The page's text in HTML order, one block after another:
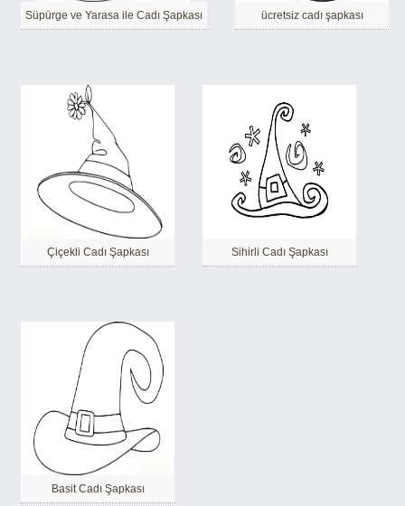
Süpürge ve Yarasa ile Cadı Şapkası ücretsiz cadı şapkası
Çiçekli Cadı Şapkası Sihirli Cadı Şapkası
Basit Cadı Şapkası